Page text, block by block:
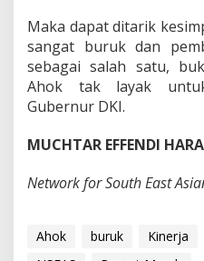
Maka dapat ditarik
sangat buruk dan
sebagai salah satu,
Ahok tak layak
Gubernur DKI.
MUCHTAR EFFENDI
Network for South East
Ahok buruk Kinerja